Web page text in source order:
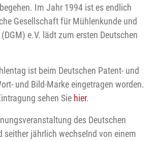
Im Jahr 1994 ist es endlich
Gesellschaft für Mühlenkunde und
e.V. lädt zum ersten Deutschen
ist beim Deutschen Patent- und
und Bild-Marke eingetragen worden.
sehen Sie hier.
des Deutschen
seither jährlich wechselnd von einem